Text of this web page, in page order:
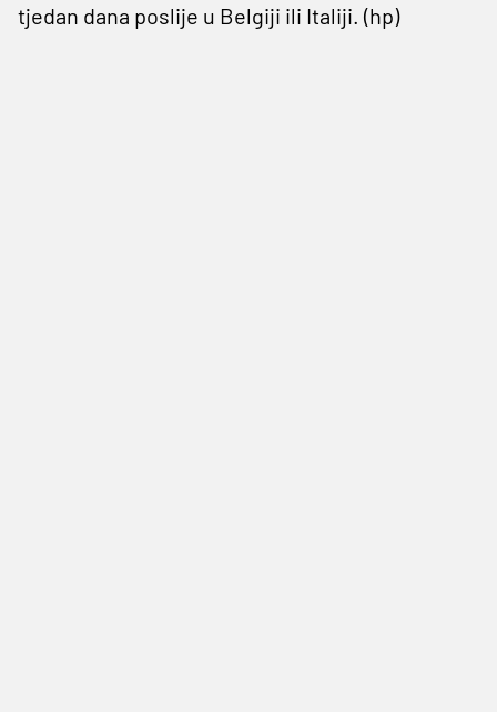
tjedan dana poslije u Belgiji ili Italiji. (hp)